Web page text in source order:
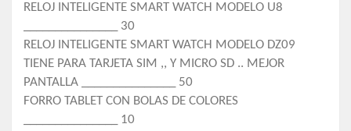
RELOJ INTELIGENTE SMART WATCH MODELO U8
_______________ 30
RELOJ INTELIGENTE SMART WATCH MODELO DZ09
TIENE PARA TARJETA SIM ,, Y MICRO SD .. MEJOR
PANTALLA _______________ 50
FORRO TABLET CON BOLAS DE COLORES
_______________ 10